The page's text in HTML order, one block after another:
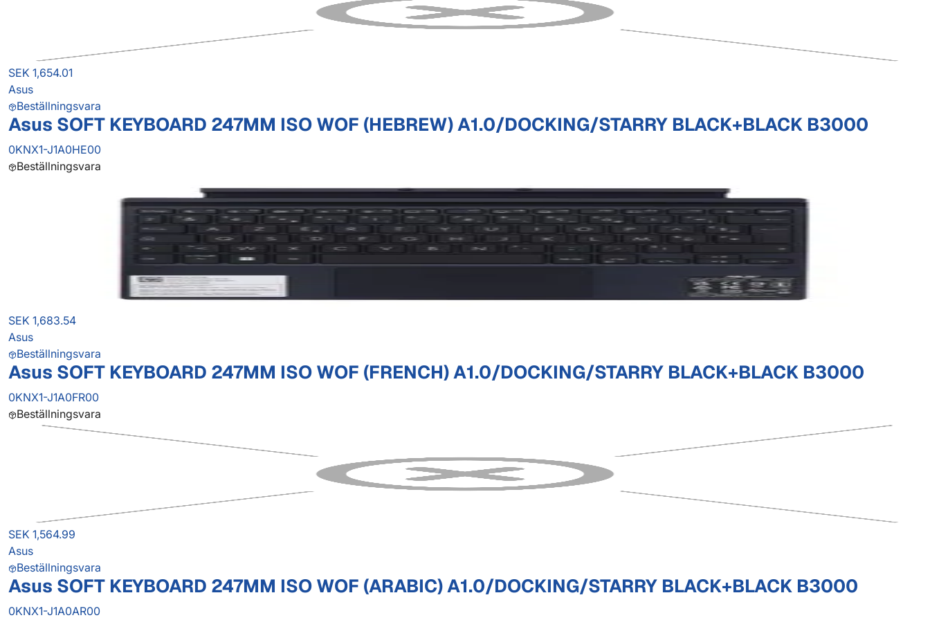
SEK 1,654.01
Asus
Beställningsvara
Asus SOFT KEYBOARD 247MM ISO WOF (HEBREW) A1.0/DOCKING/STARRY BLACK+BLACK B3000
0KNX1-J1A0HE00
Beställningsvara
SEK 1,683.54
Asus
Beställningsvara
Asus SOFT KEYBOARD 247MM ISO WOF (FRENCH) A1.0/DOCKING/STARRY BLACK+BLACK B3000
0KNX1-J1A0FR00
Beställningsvara
SEK 1,564.99
Asus
Beställningsvara
Asus SOFT KEYBOARD 247MM ISO WOF (ARABIC) A1.0/DOCKING/STARRY BLACK+BLACK B3000
0KNX1-J1A0AR00